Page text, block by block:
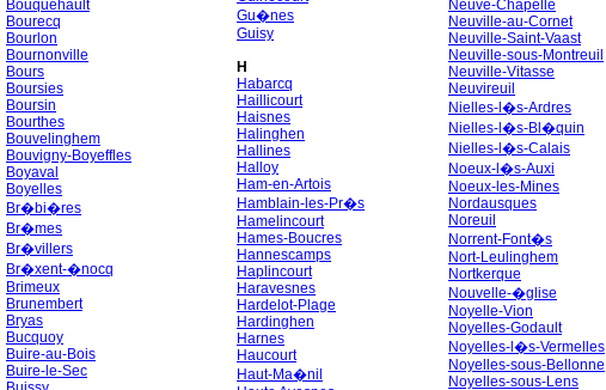
Bouquehault
Bourecq
Bourlon
Bournonville
Bours
Boursies
Boursin
Bourthes
Bouvelinghem
Bouvigny-Boyeffles
Boyaval
Boyelles
Br�bi�res
Br�mes
Br�villers
Br�xent-�nocq
Brimeux
Brunembert
Bryas
Bucquoy
Buire-au-Bois
Buire-le-Sec
Gu�nes
Guisy
H
Habarcq
Haillicourt
Haisnes
Halinghen
Hallines
Halloy
Ham-en-Artois
Hamblain-les-Pr�s
Hamelincourt
Hames-Boucres
Hannescamps
Haplincourt
Haravesnes
Hardelot-Plage
Hardinghen
Harnes
Haucourt
Haut-Ma�nil
Neuve-Chapelle
Neuville-au-Cornet
Neuville-Saint-Vaast
Neuville-sous-Montreuil
Neuville-Vitasse
Neuvireuil
Nielles-l�s-Ardres
Nielles-l�s-Bl�quin
Nielles-l�s-Calais
Noeux-l�s-Auxi
Noeux-les-Mines
Nordausques
Noreuil
Norrent-Font�s
Nort-Leulinghem
Nortkerque
Nouvelle-�glise
Noyelle-Vion
Noyelles-Godault
Noyelles-l�s-Vermelles
Noyelles-sous-Bellonne
Noyelles-sous-Lens